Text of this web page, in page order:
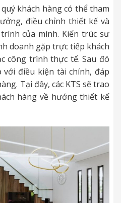
khách hàng có thể tham
điều chỉnh thiết kế và
của mình. Kiến trúc sư
doanh gặp trực tiếp khách
công trình thực tế. Sau đó
điều kiện tài chính, đáp
Tại đây, các KTS sẽ trao
hàng về hướng thiết kế